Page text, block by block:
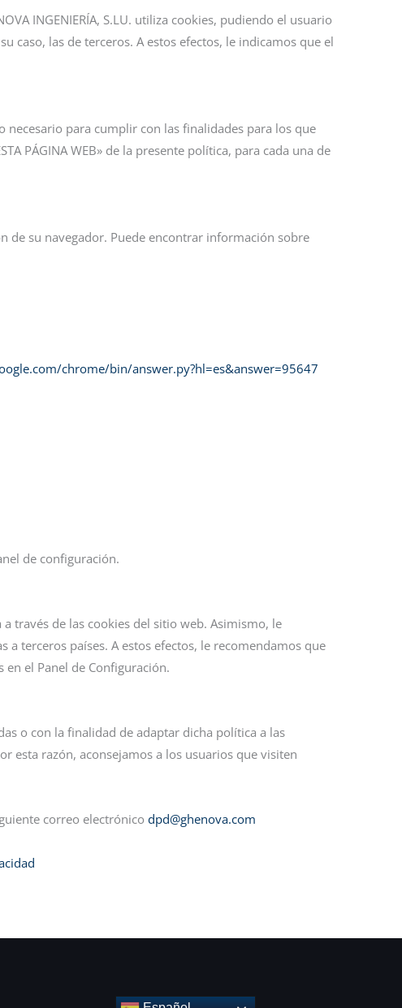
INGENIERÍA, S.LU. utiliza cookies, pudiendo el usuario
caso, las de terceros. A estos efectos, le indicamos que el
necesario para cumplir con las finalidades para los que
PÁGINA WEB» de la presente política, para cada una de
de su navegador. Puede encontrar información sobre
chrome/bin/answer.py?hl=es&answer=95647
de configuración.
través de las cookies del sitio web. Asimismo, le
terceros países. A estos efectos, le recomendamos que
en el Panel de Configuración.
o con la finalidad de adaptar dicha política a las
esta razón, aconsejamos a los usuarios que visiten
correo electrónico dpd@ghenova.com